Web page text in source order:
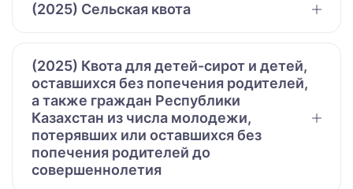
(2025) Сельская квота
(2025) Квота для детей-сирот и детей,
оставшихся без попечения родителей,
а также граждан Республики
Казахстан из числа молодежи,
потерявших или оставшихся без
попечения родителей до
совершеннолетия